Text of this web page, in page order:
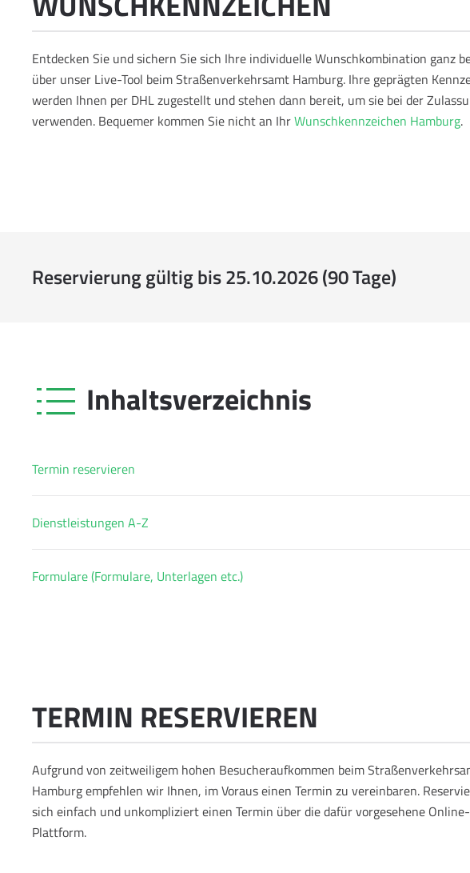
Entdecken Sie und sichern Sie sich Ihre individuelle Wunschkombination ganz
über unser Live-Tool beim Straßenverkehrsamt Hamburg. Ihre geprägten
werden Ihnen per DHL zugestellt und stehen dann bereit, um sie bei der
verwenden. Bequemer kommen Sie nicht an IhrWunschkennzeichen Hamburg.
Reservierung gültig bis 25.10.2026 (90 Tage)
Inhaltsverzeichnis
Termin reservieren
Dienstleistungen A-Z
Formulare (Formulare, Unterlagen etc.)
TERMIN RESERVIEREN
Aufgrund von zeitweiligem hohen Besucheraufkommen beim
Hamburg empfehlen wir Ihnen, im Voraus einen Termin zu vereinbaren.
sich einfach und unkompliziert einen Termin über die dafür vorgesehene Online-
Plattform.